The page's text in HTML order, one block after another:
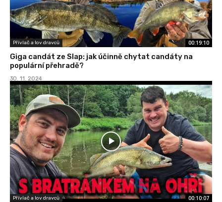
Přívlač a lov dravců 00:19:10
Giga candát ze Slap: jak účinně chytat candáty na
populární přehradě?
30. 11. 2024
Přívlač a lov dravců 00:10:07